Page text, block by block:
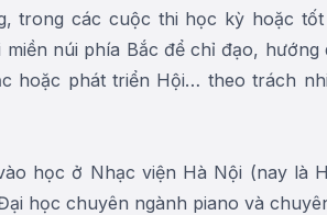
trong các cuộc thi học kỳ hoặc tốt
núi phía Bắc để chỉ đạo, hướng
hoặc phát triển Hội… theo trách
học ở Nhạc viện Hà Nội (nay là
học chuyên ngành piano và